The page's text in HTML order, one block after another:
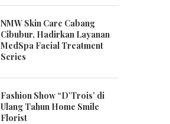
NMW Skin Care Cabang
Cibubur, Hadirkan Layanan
MedSpa Facial Treatment
Series
Fashion Show “D’Trois’ di
Ulang Tahun Home Smile
Florist